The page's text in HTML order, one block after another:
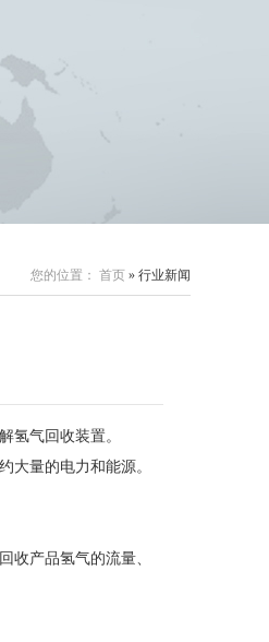
您的位置： 首页 » 行业新闻
氢气回收装置。
量的电力和能源。
产品氢气的流量、